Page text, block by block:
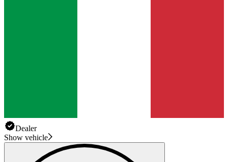
Dealer
Show vehicle